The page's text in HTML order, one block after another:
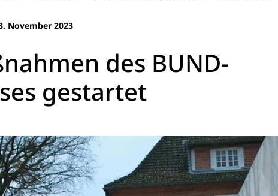
November 2023
des BUND-
gestartet